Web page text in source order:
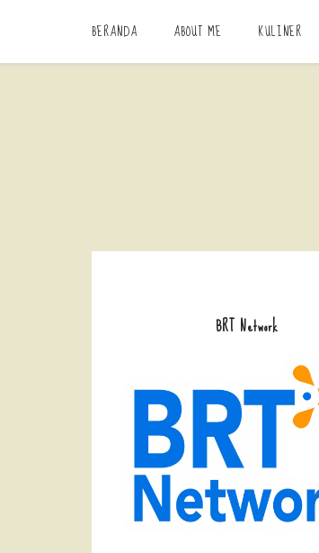
BERANDA ABOUT ME KULINER
BRT Network